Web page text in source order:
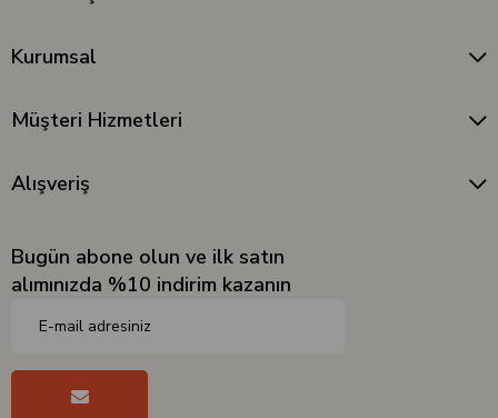
Kurumsal
Müşteri Hizmetleri
Alışveriş
Bugün abone olun ve ilk satın
alımınızda %10 indirim kazanın